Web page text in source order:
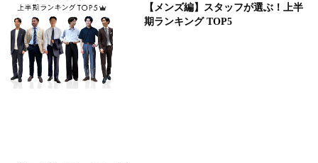
【メンズ編】スタッフが選ぶ！上半
期ランキング TOP5